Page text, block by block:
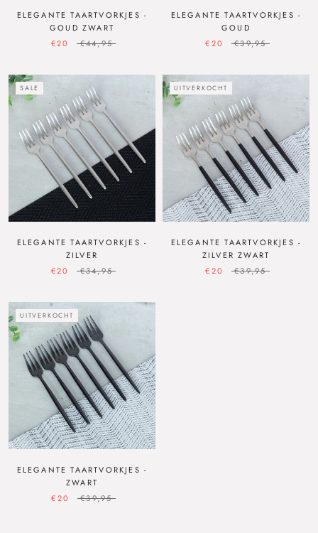
ELEGANTE TAARTVORKJES -
GOUD ZWART
€20
€44,95
ELEGANTE TAARTVORKJES -
GOUD
€20
€39,95
SALE
ELEGANTE TAARTVORKJES -
ZILVER
€20
€34,95
UITVERKOCHT
ELEGANTE TAARTVORKJES -
ZILVER ZWART
€20
€39,95
UITVERKOCHT
ELEGANTE TAARTVORKJES -
ZWART
€20
€39,95